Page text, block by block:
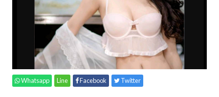
Whatsapp Line Facebook Twitter